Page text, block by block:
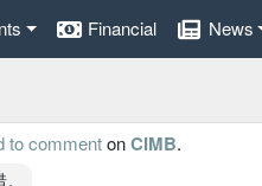
Financial News
to commentonCIMB.